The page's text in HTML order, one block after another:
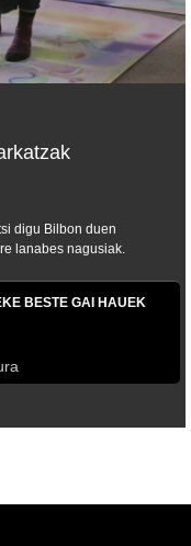
digu Bilbon duen
lanabes nagusiak.
BESTE GAI HAUEK